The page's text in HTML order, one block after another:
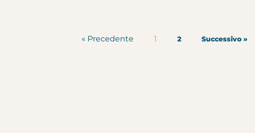
« Precedente 1 2 Successivo »